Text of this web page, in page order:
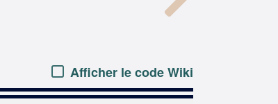
Afficher le code Wiki